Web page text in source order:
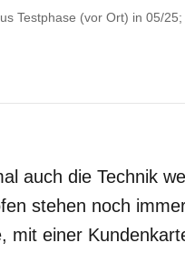
Testphase (vor Ort) in 05/
auch die Technik
stehen noch
mit einer